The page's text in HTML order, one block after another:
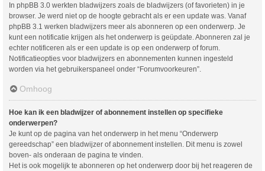
In phpBB 3.0 werkten bladwijzers zoals de bladwijzers (of favorieten) in je
browser. Je werd niet op de hoogte gebracht als er een update was. Vanaf
phpBB 3.1 werken bladwijzers meer als abonneren op een onderwerp. Je
kunt een notificatie krijgen als het onderwerp is geüpdate. Abonneren zal je
echter notificeren als er een update is op een onderwerp of forum.
Notificatieopties voor bladwijzers en abonnementen kunnen ingesteld
worden via het gebruikerspaneel onder “Forumvoorkeuren”.
Omhoog
Hoe kan ik een bladwijzer of abonnement instellen op specifieke
onderwerpen?
Je kunt op de pagina van het onderwerp in het menu “Onderwerp
gereedschap” een bladwijzer of abonnement instellen. Dit menu is zowel
boven- als onderaan de pagina te vinden.
Het is ook mogelijk te abonneren op het onderwerp door bij het reageren de